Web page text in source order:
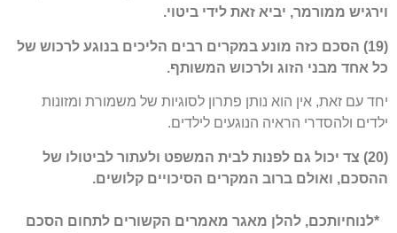
וירגיש ממורמר, יביא זאת לידי ביטוי.
(19) הסכם כזה מונע במקרים רבים הליכים בנוגע לרכוש של
כל אחד מבני הזוג ולרכוש המשותף.
יחד עם זאת, אין הוא נותן פתרון לסוגיות של משמורת ומזונות
ילדים ולהסדרי הראיה הנוגעים לילדים.
(20) צד יכול גם לפנות לבית המשפט ולעתור לביטולו של
ההסכם, ואולם ברוב המקרים הסיכויים קלושים.
*לנוחיותכם, להלן מאגר מאמרים הקשורים לתחום הסכם